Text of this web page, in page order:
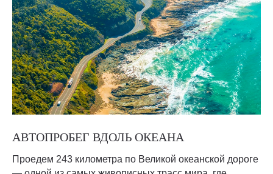
АВТОПРОБЕГ ВДОЛЬ ОКЕАНА
Проедем 243 километра по Великой океанской дороге